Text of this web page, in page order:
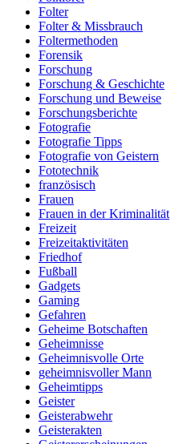
Folter
Folter & Missbrauch
Foltermethoden
Forensik
Forschung
Forschung & Geschichte
Forschung und Beweise
Forschungsberichte
Fotografie
Fotografie Tipps
Fotografie von Geistern
Fototechnik
französisch
Frauen
Frauen in der Kriminalität
Freizeit
Freizeitaktivitäten
Friedhof
Fußball
Gadgets
Gaming
Gefahren
Geheime Botschaften
Geheimnisse
Geheimnisvolle Orte
geheimnisvoller Mann
Geheimtipps
Geister
Geisterabwehr
Geisterakten